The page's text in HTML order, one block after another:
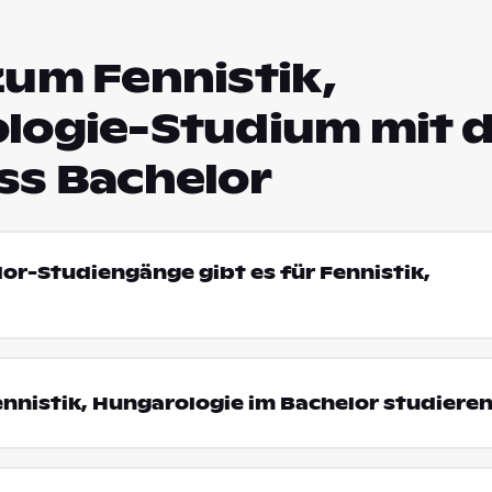
Fennistik,
Studium mit
Bachelor
Studiengänge gibt es für Fennistik,
Hungarologie im Bachelor